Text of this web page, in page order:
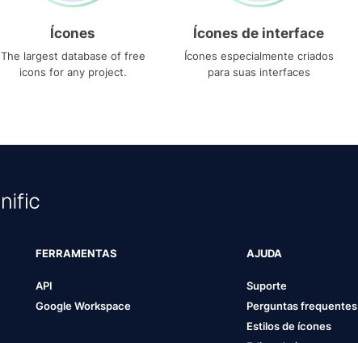
Ícones
The largest database of free
icons for any project.
Ícones de interface
Ícones especialmente criados
para suas interfaces
FERRAMENTAS
API
Google Workspace
AJUDA
Suporte
Perguntas frequentes
Estilos de ícones